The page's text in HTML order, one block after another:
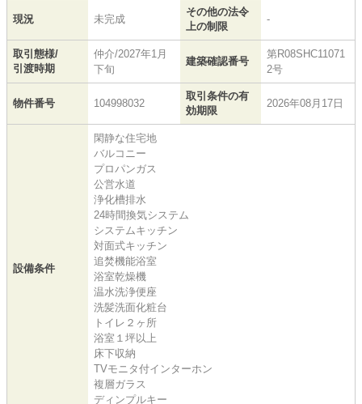
現況 未完成
その他の法令
上の制限
-
取引態様/
引渡時期
仲介/2027年1月
下旬
建築確認番号
第R08SHC11071
2号
物件番号 104998032
取引条件の有
効期限
2026年08月17日
設備条件
閑静な住宅地
バルコニー
プロパンガス
公営水道
浄化槽排水
24時間換気システム
システムキッチン
対面式キッチン
追焚機能浴室
浴室乾燥機
温水洗浄便座
洗髪洗面化粧台
トイレ２ヶ所
浴室１坪以上
床下収納
TVモニタ付インターホン
複層ガラス
ディンプルキー